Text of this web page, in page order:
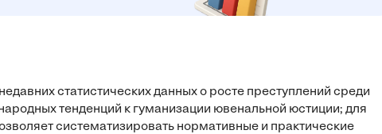
статистических данных о росте преступлений среди
тенденций к гуманизации ювенальной юстиции; для
систематизировать нормативные и практические